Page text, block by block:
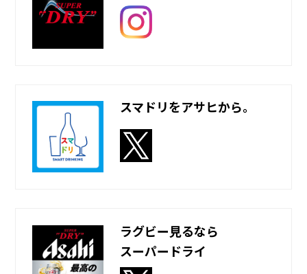
スマドリをアサヒから。
ラグビー見るなら
スーパードライ